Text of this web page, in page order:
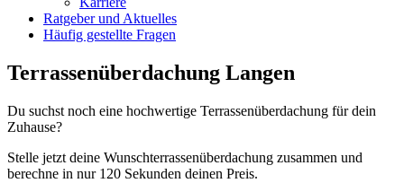
Ratgeber und Aktuelles
Häufig gestellte Fragen
Terrassenüberdachung Langen
Du suchst noch eine hochwertige Terrassenüberdachung für dein
Zuhause?
Stelle jetzt deine Wunschterrassenüberdachung zusammen und
berechne in nur 120 Sekunden deinen Preis.